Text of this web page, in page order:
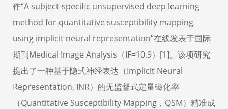
作“A subject-specific unsupervised deep learning
method for quantitative susceptibility mapping
using implicit neural representation”在线发表于国际
期刊Medical Image Analysis （IF=10.9） [1]。该项研究
提出了一种基于隐式神经表达（Implicit Neural
Representation, INR）的无监督式定量磁化率
（Quantitative Susceptibility Mapping ， QSM）精准成